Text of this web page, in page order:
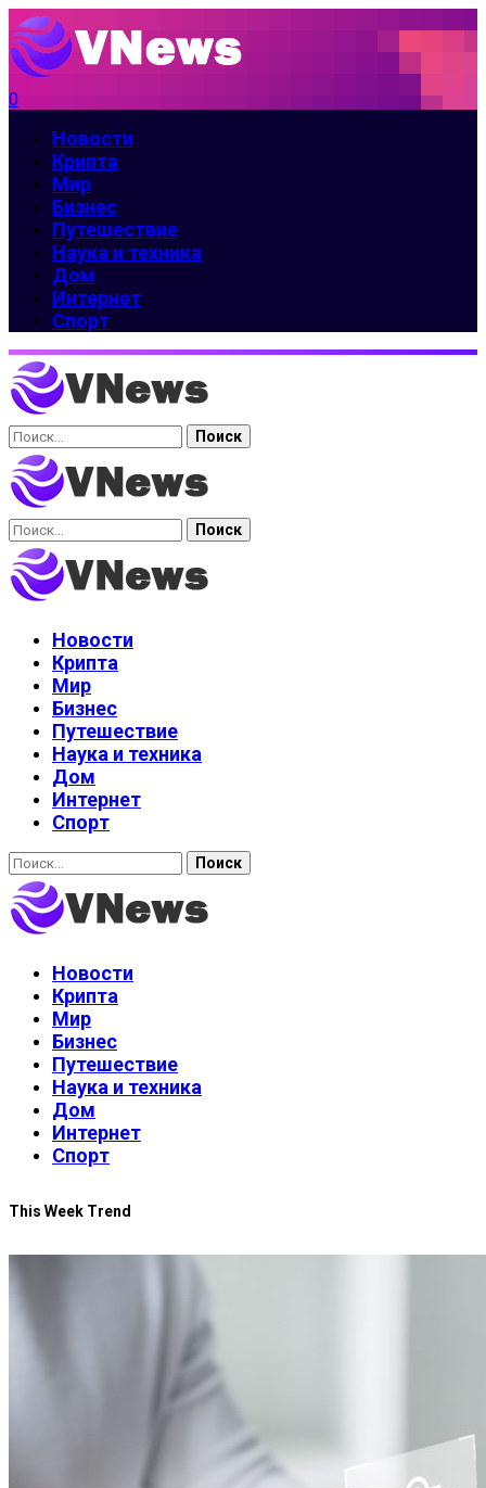
0
Новости
Крипта
Мир
Бизнес
Путешествие
Наука и техника
Дом
Интернет
Спорт
Найти:
Найти:
Новости
Крипта
Мир
Бизнес
Путешествие
Наука и техника
Дом
Интернет
Спорт
Найти:
Новости
Крипта
Мир
Бизнес
Путешествие
Наука и техника
Дом
Интернет
Спорт
This Week Trend